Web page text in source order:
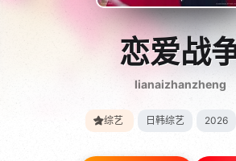
恋爱战
lianaizhanzheng
综艺 日韩综艺 2026